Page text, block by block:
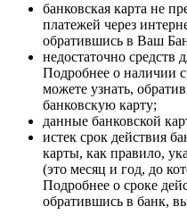
банковская карта не
платежей через
обратившись в Ваш
недостаточно средств
Подробнее о наличии
можете узнать,
банковскую карту;
данные банковской
истек срок действия
карты, как правило,
(это месяц и год, до
Подробнее о сроке
обратившись в банк,